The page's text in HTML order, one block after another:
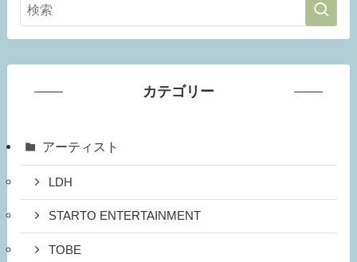
カテゴリー
アーティスト
LDH
STARTO ENTERTAINMENT
TOBE